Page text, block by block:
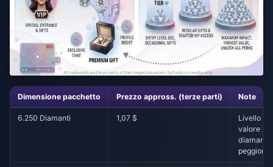
Dimensione pacchetto Prezzo appross. (terze parti) Note
6.250 Diamanti 1,07 $
Livello
valore
diamante
peggiore